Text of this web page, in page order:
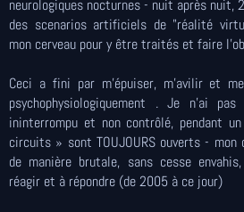
neurologiques nocturnes - nuit après nuit,
des scenarios artificiels de "réalité
mon cerveau pour y être traités et faire
Ceci a fini par m'épuiser, m'avilir et
psychophysiologiquement . Je n'ai
ininterrompu et non contrôlé, pendant
circuits » sont TOUJOURS ouverts -
de manière brutale, sans cesse
réagir et à répondre (de 2005 à ce jour)